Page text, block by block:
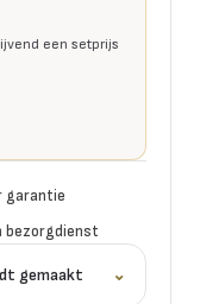
een setprijs
garantie
bezorgdienst
gemaakt ⌄